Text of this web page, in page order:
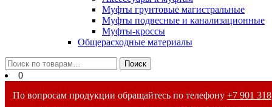
Муфты грунтовые магистральные
Муфты подвесные и канализационные
Муфты-кроссы
Общерасходные материалы
Закрыть
меню
Искать: Поиск
0
По вопросам продукции обращайтесь по телефону +7 901 318